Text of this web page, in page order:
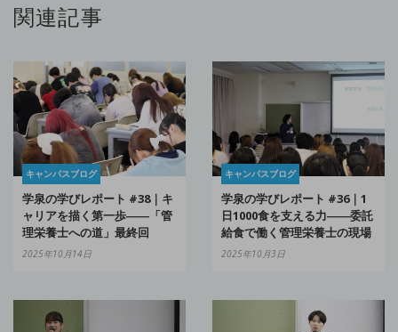
関連記事
キャンパスブログ
学泉の学びレポート #38｜キ
ャリアを描く第一歩――「管
理栄養士への道」最終回
2025年10月14日
キャンパスブログ
学泉の学びレポート #36｜1
日1000食を支える力――委託
給食で働く管理栄養士の現場
2025年10月3日